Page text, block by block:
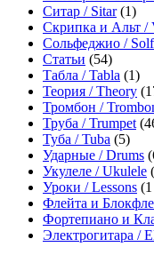
Ситар / Sitar(1)
Скрипка и Альт /
Сольфеджио /
Статьи (54)
Табла / Tabla (1)
Теория / Theory
Тромбон /
Труба / Trumpet
Туба / Tuba (5)
Ударные / Drums
Укулеле / Ukulele
Уроки / Lessons
Флейта и
Фортепиано и
Электрогитара /